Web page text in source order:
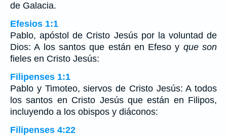
de Galacia.
Efesios 1:1
Pablo, apóstol de Cristo Jesús por la voluntad de
Dios: A los santos que están en Efeso y que son
fieles en Cristo Jesús:
Filipenses 1:1
Pablo y Timoteo, siervos de Cristo Jesús: A todos
los santos en Cristo Jesús que están en Filipos,
incluyendo a los obispos y diáconos:
Filipenses 4:22